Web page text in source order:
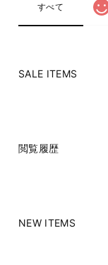
すべて
SALE ITEMS
閲覧履歴
NEW ITEMS